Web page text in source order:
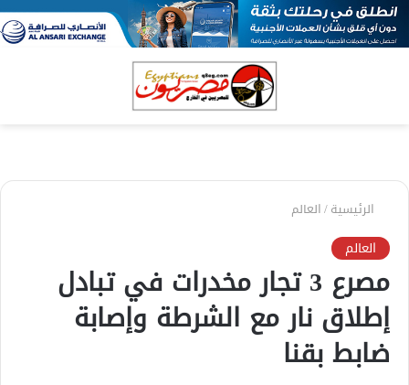
الرئيسية/العالم
العالم
مصرع 3 تجار مخدرات في تبادل
إطلاق نار مع الشرطة وإصابة
ضابط بقنا